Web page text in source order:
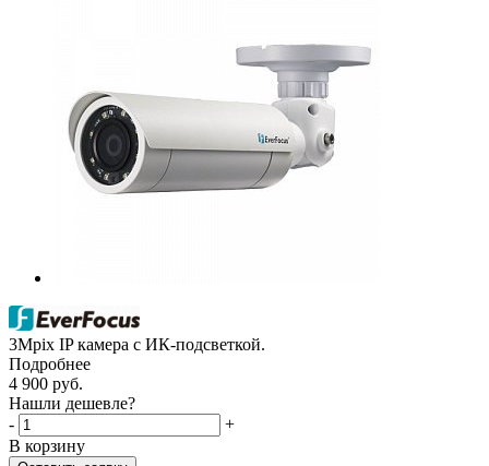
3Mpix IP камера с ИК-подсветкой.
Подробнее
4 900 руб.
Нашли дешевле?
-
+
В корзину